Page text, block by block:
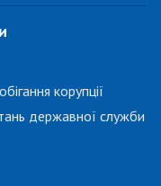
корупції
державної служби